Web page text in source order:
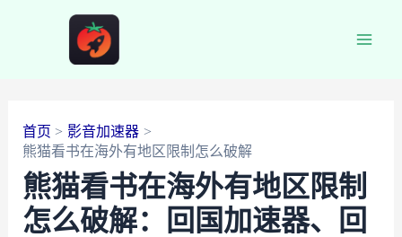
首页
影音加速器
熊猫看书在海外有地区限制怎么破解
熊猫看书在海外有地区限制
怎么破解：回国加速器、回